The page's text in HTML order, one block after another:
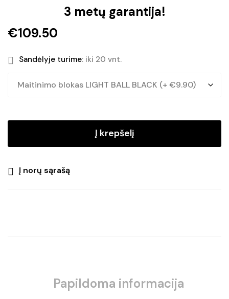
3 metų garantija!
€109.50
Sandėlyje turime: iki 20 vnt.
Į krepšelį
Į norų sąrašą
Papildoma informacija